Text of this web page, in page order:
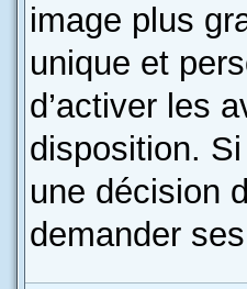
image plus
unique et
d’activer les
disposition.
une décision
demander